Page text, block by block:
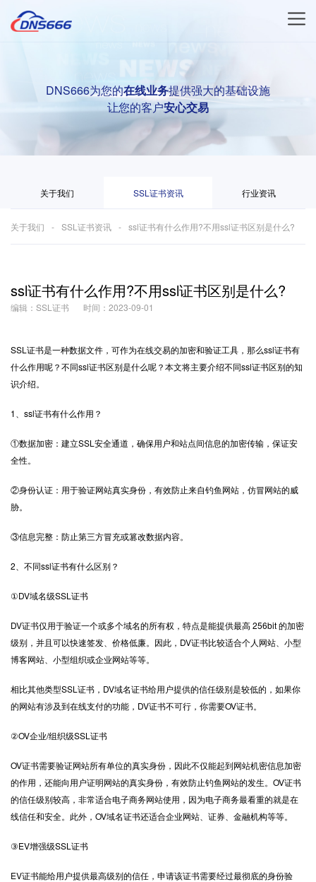
DNS666为您的在线业务提供强大的基础设施
让您的客户安心交易
关于我们 SSL证书资讯 行业资讯
关于我们 SSL证书资讯 ssl证书有什么作用?不用ssl证书区别是什么?
ssl证书有什么作用?不用ssl证书区别是什么?
编辑：SSL证书 时间：2023-09-01
SSL证书是一种数据文件，可作为在线交易的加密和验证工具，那么ssl证书有
什么作用呢？不同ssl证书区别是什么呢？本文将主要介绍不同ssl证书区别的知
识介绍。
1、ssl证书有什么作用？
①数据加密：建立SSL安全通道，确保用户和站点间信息的加密传输，保证安
全性。
②身份认证：用于验证网站真实身份，有效防止来自钓鱼网站，仿冒网站的威
胁。
③信息完整：防止第三方冒充或篡改数据内容。
2、不同ssl证书有什么区别？
①DV域名级SSL证书
DV证书仅用于验证一个或多个域名的所有权，特点是能提供最高 256bit 的加密
级别，并且可以快速签发、价格低廉。因此，DV证书比较适合个人网站、小型
博客网站、小型组织或企业网站等等。
相比其他类型SSL证书，DV域名证书给用户提供的信任级别是较低的，如果你
的网站有涉及到在线支付的功能，DV证书不可行，你需要OV证书。
②OV企业/组织级SSL证书
OV证书需要验证网站所有单位的真实身份，因此不仅能起到网站机密信息加密
的作用，还能向用户证明网站的真实身份，有效防止钓鱼网站的发生。OV证书
的信任级别较高，非常适合电子商务网站使用，因为电子商务最看重的就是在
线信任和安全。此外，OV域名证书还适合企业网站、证券、金融机构等等。
③EV增强级SSL证书
EV证书能给用户提供最高级别的信任，申请该证书需要经过最彻底的身份验